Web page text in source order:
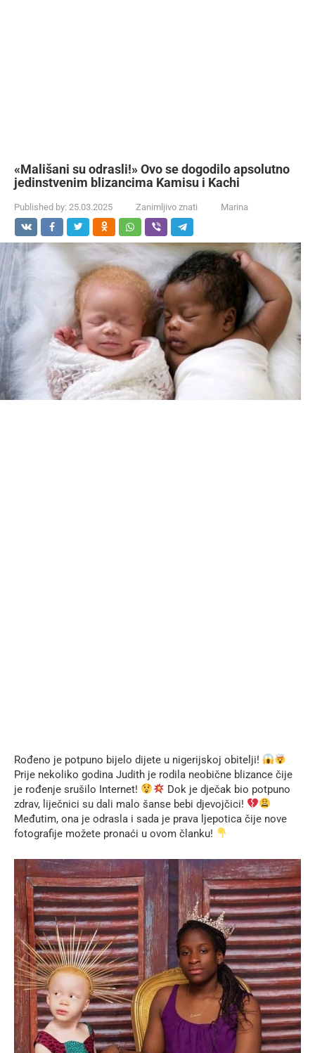
«Mališani su odrasli!» Ovo se dogodilo apsolutno
jedinstvenim blizancima Kamisu i Kachi
Published by: 25.03.2025 Zanimljivo znati Marina
Rođeno je potpuno bijelo dijete u nigerijskoj obitelji!
Prije nekoliko godina Judith je rodila neobične blizance čije
je rođenje srušilo Internet!
Dok je dječak bio potpuno
zdrav, liječnici su dali malo šanse bebi djevojčici!
Međutim, ona je odrasla i sada je prava ljepotica čije nove
fotografije možete pronaći u ovom članku!